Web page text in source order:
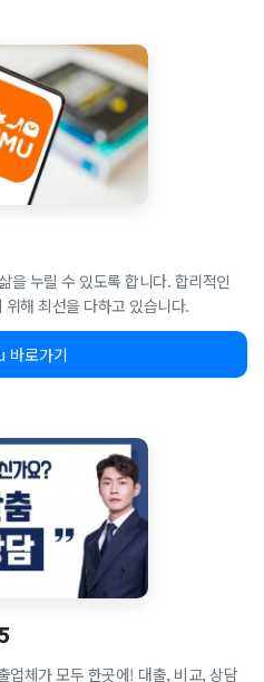
누릴 수 있도록 합니다. 합리적인
해 최선을 다하고 있습니다.
바로가기
업체가 모두 한곳에! 대출, 비교, 상담